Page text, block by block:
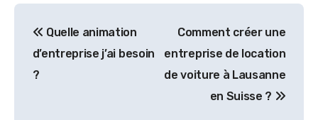
de
l’article
Quelle animation
d’entreprise j’ai besoin
?
Comment créer une
entreprise de location
de voiture à Lausanne
en Suisse ?